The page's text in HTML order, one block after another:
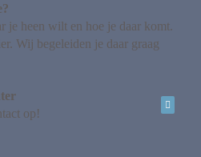
je heen wilt en hoe je daar komt.
Wij begeleiden je daar graag
op!